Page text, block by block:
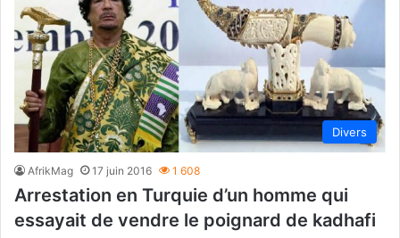
Divers
AfrikMag 17 juin 2016 1 608
Arrestation en Turquie d’un homme qui
essayait de vendre le poignard de kadhafi